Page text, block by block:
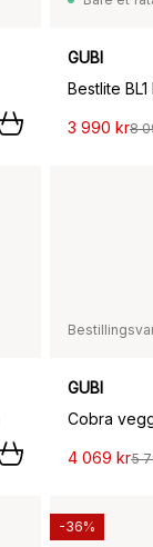
GUBI
Bestlite
3 990 kr8
GUBI
Cobra
4 069 kr5
-36%